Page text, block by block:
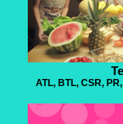
ATL, BTL, CSR,